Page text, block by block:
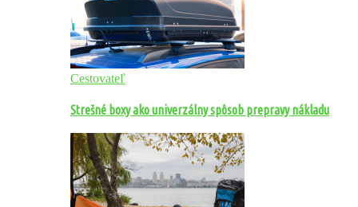
Cestovateľ
Strešné boxy ako univerzálny spôsob prepravy nákladu